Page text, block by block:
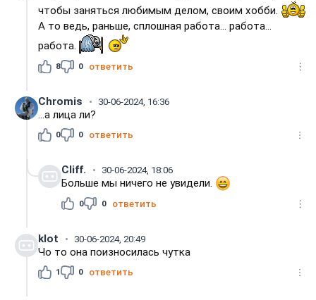
чтобы заняться любимым делом, своим хобби.
А то ведь, раньше, сплошная работа... работа...
работа.
8 0 ответить
Chromis 30-06-2024, 16:36
...а лица ли?
0 0 ответить
Cliff. 30-06-2024, 18:06
Больше мы ничего не увидели.
0 0 ответить
klot 30-06-2024, 20:49
Чо то она поизносилась чутка
1 0 ответить